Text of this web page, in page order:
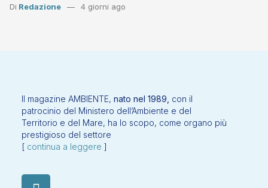
Di Redazione 4 giorni ago
Il magazine AMBIENTE, nato nel 1989, con il
patrocinio del Ministero dell’Ambiente e del
Territorio e del Mare, ha lo scopo, come organo più
prestigioso del settore
[ continua a leggere ]